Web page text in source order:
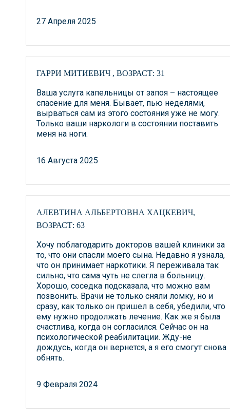
27 Апреля 2025
ГАРРИ МИТИЕВИЧ , ВОЗРАСТ: 31
Ваша услуга капельницы от запоя – настоящее
спасение для меня. Бывает, пью неделями,
вырваться сам из этого состояния уже не могу.
Только ваши наркологи в состоянии поставить
меня на ноги.
16 Августа 2025
АЛЕВТИНА АЛЬБЕРТОВНА ХАЦКЕВИЧ,
ВОЗРАСТ: 63
Хочу поблагодарить докторов вашей клиники за
то, что они спасли моего сына. Недавно я узнала,
что он принимает наркотики. Я переживала так
сильно, что сама чуть не слегла в больницу.
Хорошо, соседка подсказала, что можно вам
позвонить. Врачи не только сняли ломку, но и
сразу, как только он пришел в себя, убедили, что
ему нужно продолжать лечение. Как же я была
счастлива, когда он согласился. Сейчас он на
психологической реабилитации. Жду-не
дождусь, когда он вернется, а я его смогут снова
обнять.
9 Февраля 2024